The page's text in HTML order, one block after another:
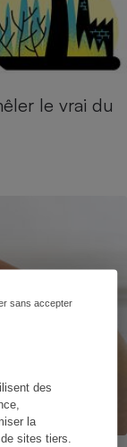
des
la
sites tiers.
sans accepter
le vrai du